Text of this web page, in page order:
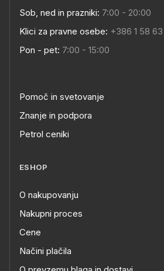
Sob, ned in prazniki: 7:00 - 20:00
Klici za pravne osebe: +386 1 58
Pon - pet: 7:00 - 15:00
Pomoč in svetovanje
Znanje in podpora
Petrol ceniki
ESHOP
O nakupovanju
Nakupni proces
Cene
Načini plačila